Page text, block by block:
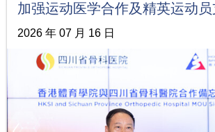
加强运动医学合作及精英运动员
2026 年 07 月 16 日